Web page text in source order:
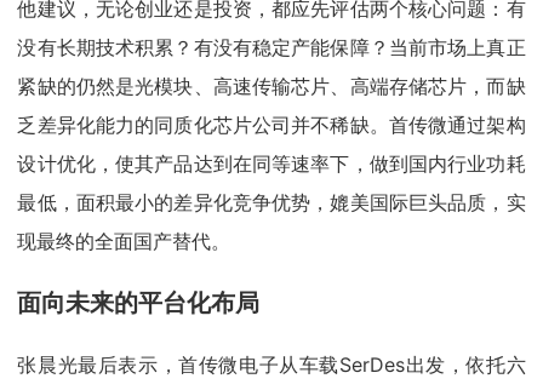
他建议，无论创业还是投资，都应先评估两个核心问题：有
没有长期技术积累？有没有稳定产能保障？当前市场上真正
紧缺的仍然是光模块、高速传输芯片、高端存储芯片，而缺
乏差异化能力的同质化芯片公司并不稀缺。首传微通过架构
设计优化，使其产品达到在同等速率下，做到国内行业功耗
最低，面积最小的差异化竞争优势，媲美国际巨头品质，实
现最终的全面国产替代。
面向未来的平台化布局
张晨光最后表示，首传微电子从车载SerDes出发，依托六